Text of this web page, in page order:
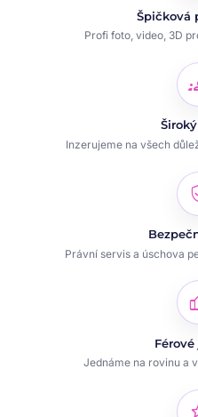
Špičková
Profi foto, video, 3D
Inzerujeme na všech
Právní servis a úschova
Jednáme na rovinu a